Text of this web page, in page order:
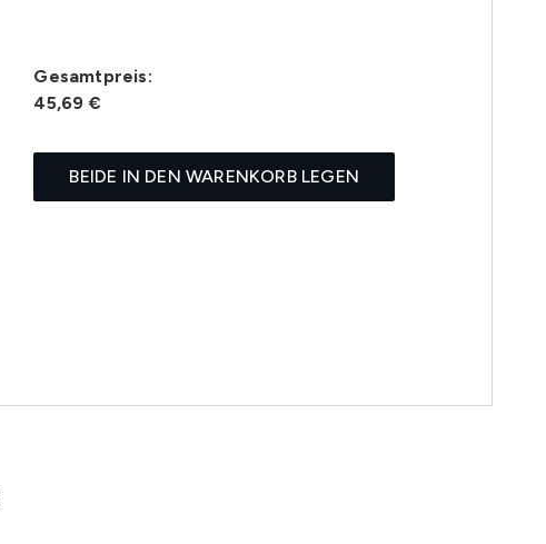
Gesamtpreis:
45,69 €
BEIDE IN DEN WARENKORB LEGEN